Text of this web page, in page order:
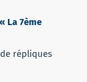
La 7ème
répliques